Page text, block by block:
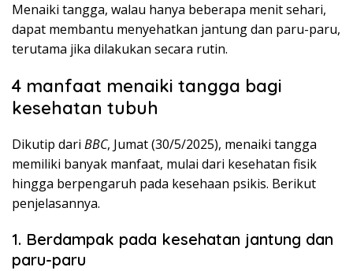
Menaiki tangga, walau hanya beberapa menit sehari,
dapat membantu menyehatkan jantung dan paru-paru,
terutama jika dilakukan secara rutin.
4 manfaat menaiki tangga bagi
kesehatan tubuh
Dikutip dari BBC, Jumat (30/5/2025), menaiki tangga
memiliki banyak manfaat, mulai dari kesehatan fisik
hingga berpengaruh pada kesehaan psikis. Berikut
penjelasannya.
1. Berdampak pada kesehatan jantung dan
paru-paru